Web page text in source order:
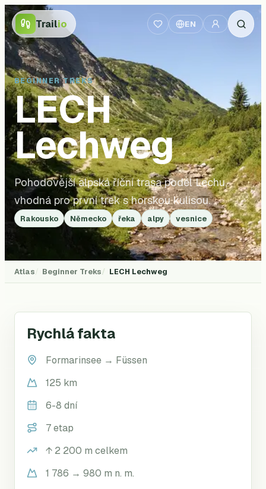
Trailio EN
BEGINNER TREKS
LECH
Lechweg
Pohodovější alpská říční trasa podél Lechu,
vhodná pro první trek s horskou kulisou.
Rakousko Německo řeka alpy vesnice
Atlas Beginner Treks LECH Lechweg
Rychlá fakta
Formarinsee → Füssen
125 km
6-8 dní
7 etap
↑ 2 200 m celkem
1 786 → 980 m n. m.